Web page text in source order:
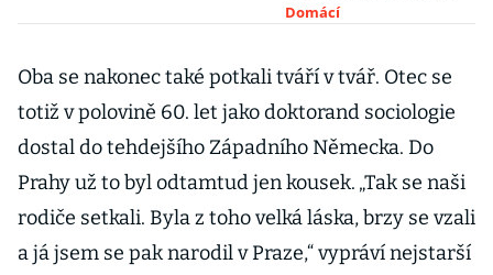
ten to ale odmítá
Domácí
Oba se nakonec také potkali tváří v tvář. Otec se
totiž v polovině 60. let jako doktorand sociologie
dostal do tehdejšího Západního Německa. Do
Prahy už to byl odtamtud jen kousek. „Tak se naši
rodiče setkali. Byla z toho velká láska, brzy se vzali
a já jsem se pak narodil v Praze,“ vypráví nejstarší